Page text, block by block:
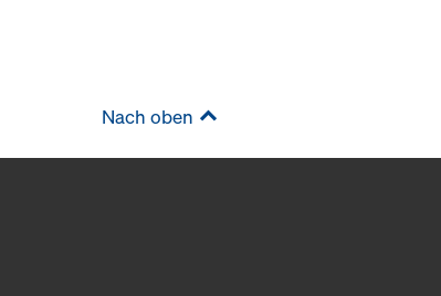
Nach oben